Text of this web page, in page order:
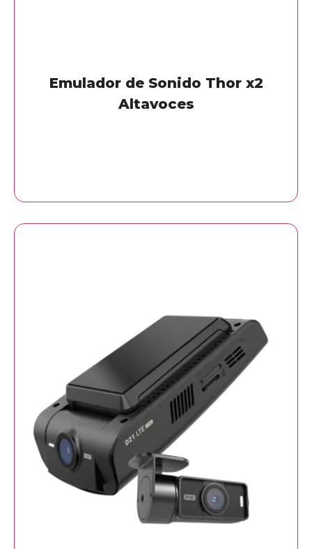
Emulador de Sonido Thor x2
Altavoces